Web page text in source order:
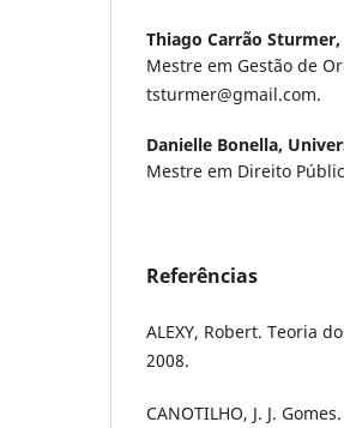
Thiago Carrão Sturmer,
Mestre em Gestão de
tsturmer@gmail.com.
Danielle Bonella,
Mestre em Direito
Referências
ALEXY, Robert. Teoria
2008.
CANOTILHO, J. J.